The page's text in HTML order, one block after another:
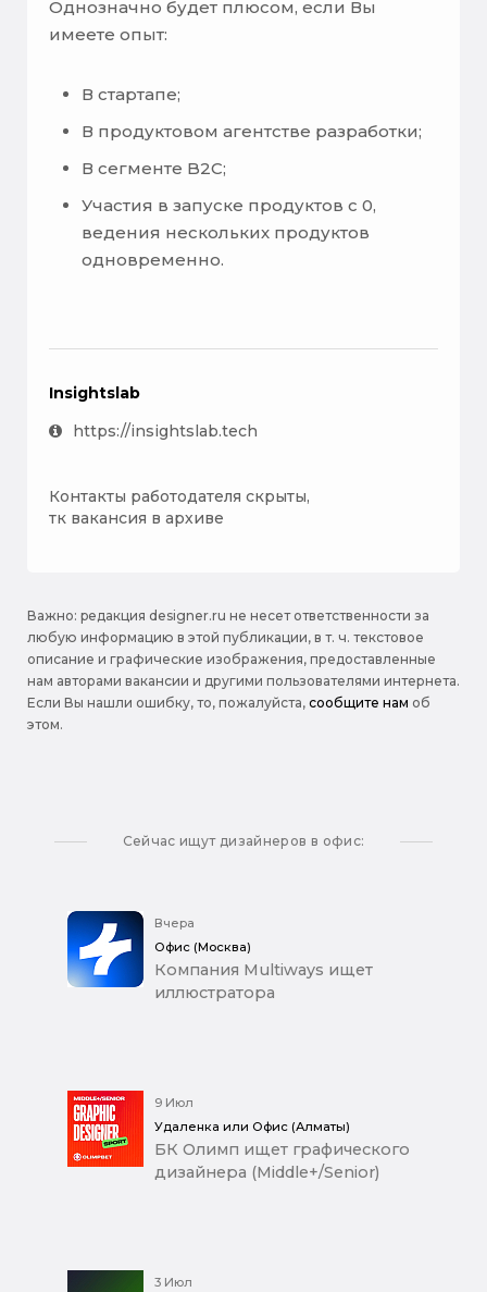
Однозначно будет плюсом, если Вы
имеете опыт:
В стартапе;
В продуктовом агентстве разработки;
В сегменте B2C;
Участия в запуске продуктов с 0,
ведения нескольких продуктов
одновременно.
Insightslab
https://insightslab.tech
Контакты работодателя скрыты,
тк вакансия в архиве
Важно: pедакция designer.ru не несет ответственности за
любую информацию в этой публикации, в т. ч. текстовое
описание и графические изображения, предоставленные
нам авторами вакансии и другими пользователями интернета.
Если Вы нашли ошибку, то, пожалуйста, сообщите нам об
этом.
Сейчас ищут дизайнеров в офис:
Вчера
Офис (Москва)
Компания Multiways ищет
иллюстратора
9 Июл
Удаленка или Офис (Алматы)
БК Олимп ищет графического
дизайнера (Middle+/Senior)
3 Июл